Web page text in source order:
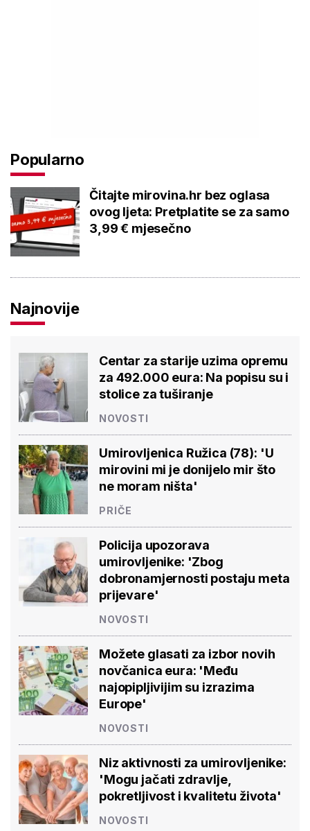
Popularno
Čitajte mirovina.hr bez oglasa
ovog ljeta: Pretplatite se za samo
3,99 € mjesečno
Najnovije
Centar za starije uzima opremu
za 492.000 eura: Na popisu su i
stolice za tuširanje
NOVOSTI
Umirovljenica Ružica (78): 'U
mirovini mi je donijelo mir što
ne moram ništa'
PRIČE
Policija upozorava
umirovljenike: 'Zbog
dobronamjernosti postaju meta
prijevare'
NOVOSTI
Možete glasati za izbor novih
novčanica eura: 'Među
najopipljivijim su izrazima
Europe'
NOVOSTI
Niz aktivnosti za umirovljenike:
'Mogu jačati zdravlje,
pokretljivost i kvalitetu života'
NOVOSTI